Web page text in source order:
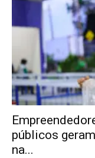
públicos
na...